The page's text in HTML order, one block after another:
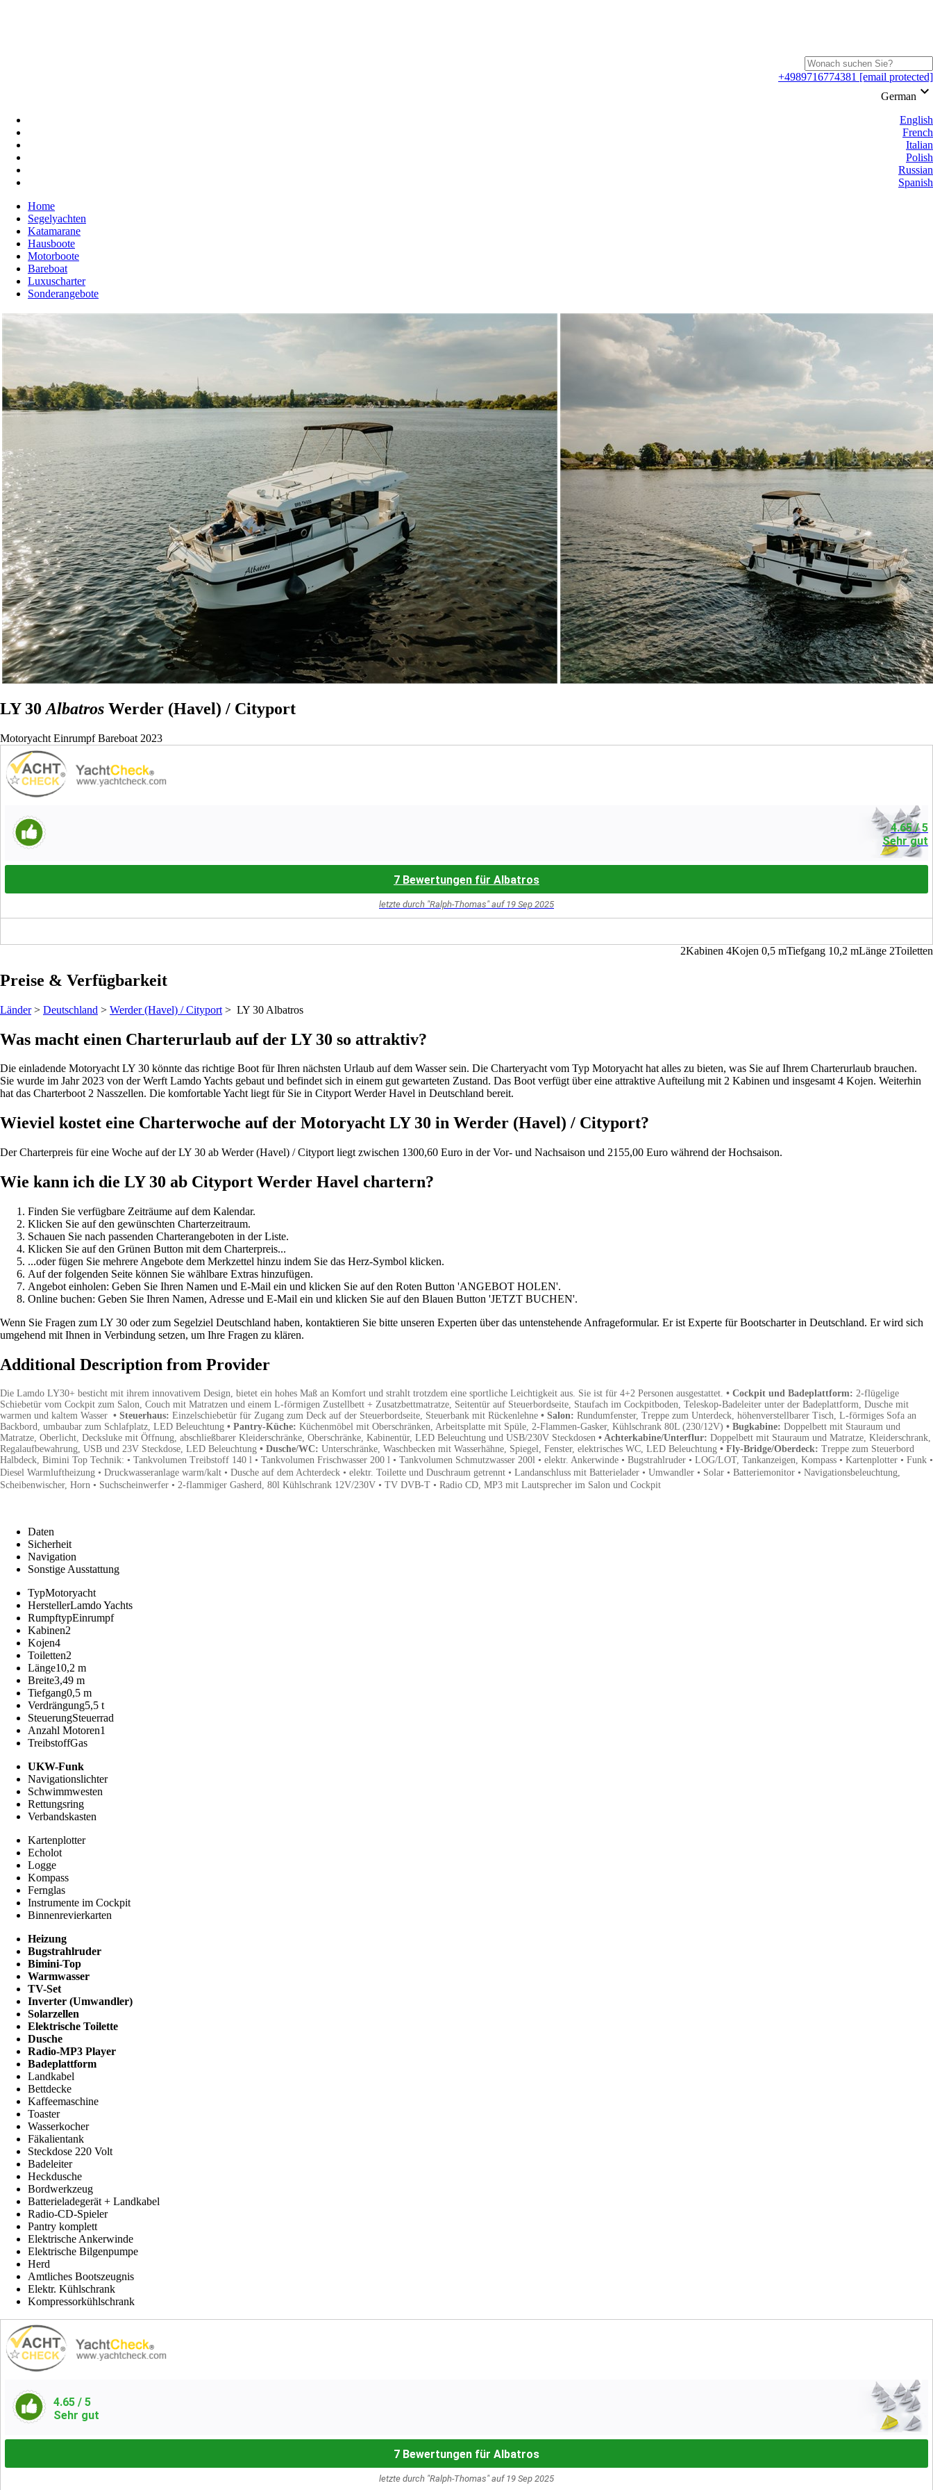
+4989716774381 [email protected]
German keyboard_arrow_down
English
French
Italian
Polish
Russian
Spanish
Home
Segelyachten
Katamarane
Hausboote
Motorboote
Bareboat
Luxuscharter
Sonderangebote
LY 30 Albatros Werder (Havel) / Cityport
Motoryacht Einrumpf Bareboat 2023
4.65/ 5
Sehr gut
7 Bewertungen für Albatros
letzte durch "Ralph-Thomas" auf 19 Sep 2025
2Kabinen 4Kojen 0,5 mTiefgang 10,2 mLänge 2Toiletten
Preise & Verfügbarkeit
Länder> Deutschland > Werder (Havel) / Cityport > LY 30 Albatros
Was macht einen Charterurlaub auf der LY 30 so attraktiv?
Die einladende Motoryacht LY 30 könnte das richtige Boot für Ihren nächsten Urlaub auf dem Wasser sein. Die Charteryacht vom Typ Motoryacht hat alles zu bieten, was Sie auf Ihrem Charterurlaub brauchen.
Sie wurde im Jahr 2023 von der Werft Lamdo Yachts gebaut und befindet sich in einem gut gewarteten Zustand. Das Boot verfügt über eine attraktive Aufteilung mit 2 Kabinen und insgesamt 4 Kojen. Weiterhin
hat das Charterboot 2 Nasszellen. Die komfortable Yacht liegt für Sie in Cityport Werder Havel in Deutschland bereit.
Wieviel kostet eine Charterwoche auf der Motoryacht LY 30 in Werder (Havel) / Cityport?
Der Charterpreis für eine Woche auf der LY 30 ab Werder (Havel) / Cityport liegt zwischen 1300,60 Euro in der Vor- und Nachsaison und 2155,00 Euro während der Hochsaison.
Wie kann ich die LY 30 ab Cityport Werder Havel chartern?
Finden Sie verfügbare Zeiträume auf dem Kalendar.
Klicken Sie auf den gewünschten Charterzeitraum.
Schauen Sie nach passenden Charterangeboten in der Liste.
Klicken Sie auf den Grünen Button mit dem Charterpreis...
...oder fügen Sie mehrere Angebote dem Merkzettel hinzu indem Sie das Herz-Symbol klicken.
Auf der folgenden Seite können Sie wählbare Extras hinzufügen.
Angebot einholen: Geben Sie Ihren Namen und E-Mail ein und klicken Sie auf den Roten Button 'ANGEBOT HOLEN'.
Online buchen: Geben Sie Ihren Namen, Adresse und E-Mail ein und klicken Sie auf den Blauen Button 'JETZT BUCHEN'.
Wenn Sie Fragen zum LY 30 oder zum Segelziel Deutschland haben, kontaktieren Sie bitte unseren Experten über das untenstehende Anfrageformular. Er ist Experte für Bootscharter in Deutschland. Er wird sich
umgehend mit Ihnen in Verbindung setzen, um Ihre Fragen zu klären.
Additional Description from Provider
Die Lamdo LY30+ besticht mit ihrem innovativem Design, bietet ein hohes Maß an Komfort und strahlt trotzdem eine sportliche Leichtigkeit aus. Sie ist für 4+2 Personen ausgestattet. • Cockpit und Badeplattform: 2-flügelige
Schiebetür vom Cockpit zum Salon, Couch mit Matratzen und einem L-förmigen Zustellbett + Zusatzbettmatratze, Seitentür auf Steuerbordseite, Staufach im Cockpitboden, Teleskop-Badeleiter unter der Badeplattform, Dusche mit
warmen und kaltem Wasser • Steuerhaus: Einzelschiebetür für Zugang zum Deck auf der Steuerbordseite, Steuerbank mit Rückenlehne • Salon: Rundumfenster, Treppe zum Unterdeck, höhenverstellbarer Tisch, L-förmiges Sofa an
Backbord, umbaubar zum Schlafplatz, LED Beleuchtung • Pantry-Küche: Küchenmöbel mit Oberschränken, Arbeitsplatte mit Spüle, 2-Flammen-Gasker, Kühlschrank 80L (230/12V) • Bugkabine: Doppelbett mit Stauraum und
Matratze, Oberlicht, Decksluke mit Öffnung, abschließbarer Kleiderschränke, Oberschränke, Kabinentür, LED Beleuchtung und USB/230V Steckdosen • Achterkabine/Unterflur: Doppelbett mit Stauraum und Matratze, Kleiderschrank,
Regalaufbewahrung, USB und 23V Steckdose, LED Beleuchtung • Dusche/WC: Unterschränke, Waschbecken mit Wasserhähne, Spiegel, Fenster, elektrisches WC, LED Beleuchtung • Fly-Bridge/Oberdeck: Treppe zum Steuerbord
Halbdeck, Bimini Top Technik: • Tankvolumen Treibstoff 140 l • Tankvolumen Frischwasser 200 l • Tankvolumen Schmutzwasser 200l • elektr. Ankerwinde • Bugstrahlruder • LOG/LOT, Tankanzeigen, Kompass • Kartenplotter • Funk •
Diesel Warmluftheizung • Druckwasseranlage warm/kalt • Dusche auf dem Achterdeck • elektr. Toilette und Duschraum getrennt • Landanschluss mit Batterielader • Umwandler • Solar • Batteriemonitor • Navigationsbeleuchtung,
Scheibenwischer, Horn • Suchscheinwerfer • 2-flammiger Gasherd, 80l Kühlschrank 12V/230V • TV DVB-T • Radio CD, MP3 mit Lautsprecher im Salon und Cockpit
Daten
Sicherheit
Navigation
Sonstige Ausstattung
TypMotoryacht
HerstellerLamdo Yachts
RumpftypEinrumpf
Kabinen2
Kojen4
Toiletten2
Länge10,2 m
Breite3,49 m
Tiefgang0,5 m
Verdrängung5,5 t
SteuerungSteuerrad
Anzahl Motoren1
TreibstoffGas
UKW-Funk
Navigationslichter
Schwimmwesten
Rettungsring
Verbandskasten
Kartenplotter
Echolot
Logge
Kompass
Fernglas
Instrumente im Cockpit
Binnenrevierkarten
Heizung
Bugstrahlruder
Bimini-Top
Warmwasser
TV-Set
Inverter (Umwandler)
Solarzellen
Elektrische Toilette
Dusche
Radio-MP3 Player
Badeplattform
Landkabel
Bettdecke
Kaffeemaschine
Toaster
Wasserkocher
Fäkalientank
Steckdose 220 Volt
Badeleiter
Heckdusche
Bordwerkzeug
Batterieladegerät + Landkabel
Radio-CD-Spieler
Pantry komplett
Elektrische Ankerwinde
Elektrische Bilgenpumpe
Herd
Amtliches Bootszeugnis
Elektr. Kühlschrank
Kompressorkühlschrank
4.65 / 5
Sehr gut
7 Bewertungen für Albatros
letzte durch "Ralph-Thomas" auf 19 Sep 2025